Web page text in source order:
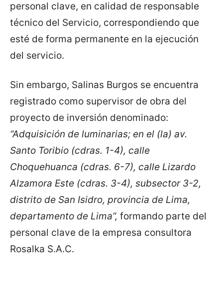
personal clave, en calidad de responsable
técnico del Servicio, correspondiendo que
esté de forma permanente en la ejecución
del servicio.
Sin embargo, Salinas Burgos se encuentra
registrado como supervisor de obra del
proyecto de inversión denominado:
“Adquisición de luminarias; en el (la) av.
Santo Toribio (cdras. 1-4), calle
Choquehuanca (cdras. 6-7), calle Lizardo
Alzamora Este (cdras. 3-4), subsector 3-2,
distrito de San Isidro, provincia de Lima,
departamento de Lima”, formando parte del
personal clave de la empresa consultora
Rosalka S.A.C.